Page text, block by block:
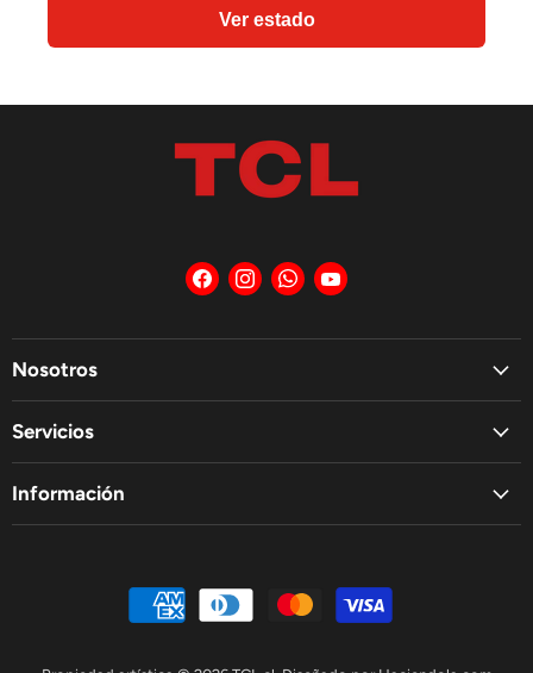
Ver estado
Encuéntrenos
en
Encuéntrenos
en
Encuéntrenos
en
Encuéntrenos
en
Nosotros
Servicios
Información